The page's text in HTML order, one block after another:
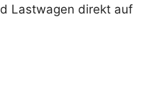
Lastwagen direkt auf